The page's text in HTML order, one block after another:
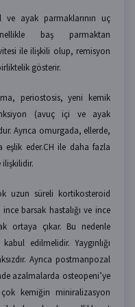
ve ayak parmaklarının uç
baş parmaktan
ile ilişkili olup, remisyon
gösterir.
periostosis, yeni kemik
(avuç içi ve ayak
Ayrıca omurgada, ellerde,
eder.CH ile daha fazla
ilişkilidir.
uzun süreli kortikosteroid
barsak hastalığı ve ince
ortaya çıkar. Bu nedenle
edilmelidir. Yaygınlığı
Ayrıca postmanpozal
azalmalarda osteopeni’ye
çok kemiğin miniralizasyon